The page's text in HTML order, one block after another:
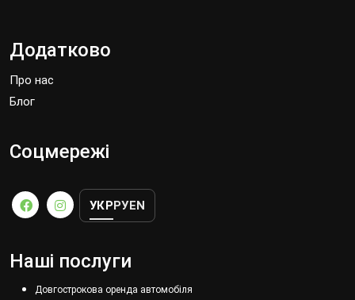
Додатково
Про нас
Блог
Соцмережі
УКРРУEN
Наші послуги
Довгострокова оренда автомобіля